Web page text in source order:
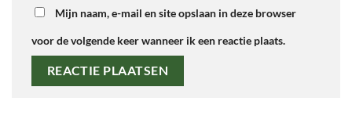
Mijn naam, e-mail en site opslaan in deze browser
voor de volgende keer wanneer ik een reactie plaats.